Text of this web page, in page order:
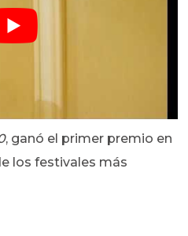
, ganó el primer premio en
los festivales más